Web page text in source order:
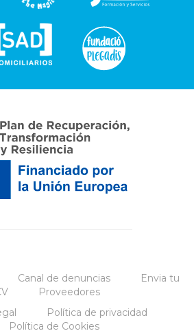
Canal de denuncias
Envia tu
Proveedores
Política de privacidad
Política de Cookies